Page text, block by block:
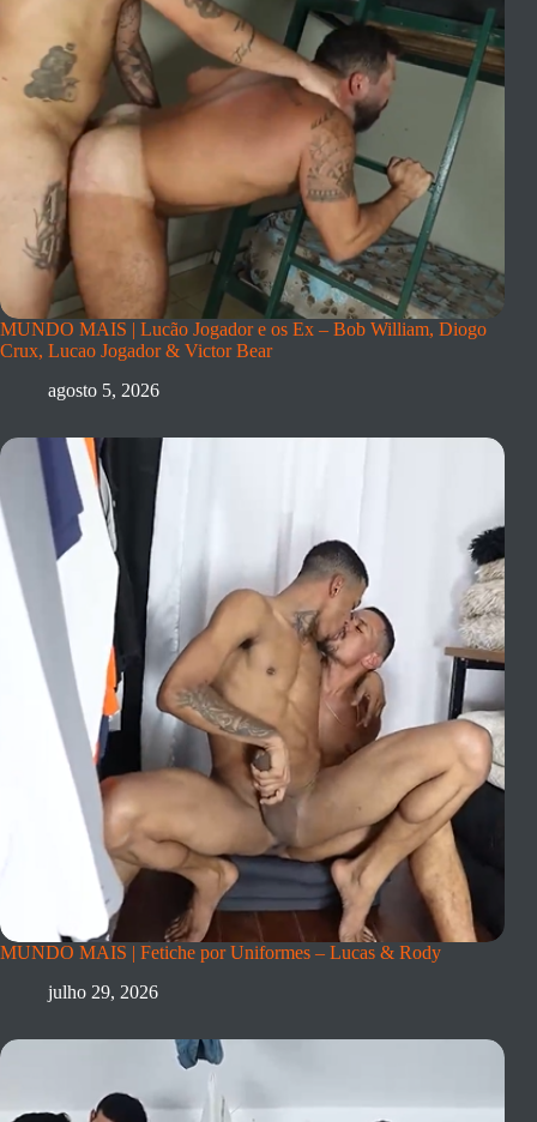
MUNDO MAIS | Lucão Jogador e os Ex – Bob William, Diogo
Crux, Lucao Jogador & Victor Bear
agosto 5, 2026
MUNDO MAIS | Fetiche por Uniformes – Lucas & Rody
julho 29, 2026